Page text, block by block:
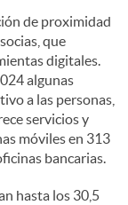
de proximidad
que
digitales.
algunas
a las personas,
servicios y
móviles en 313
bancarias.
hasta los 30,5